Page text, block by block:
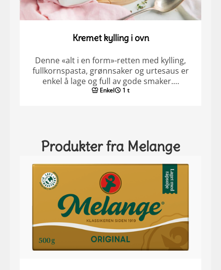
Kremet kylling i ovn
Denne «alt i en form»-retten med kylling,
fullkornspasta, grønnsaker og urtesaus er
enkel å lage og full av gode smaker.…
Enkel 1 t
Produkter fra Melange